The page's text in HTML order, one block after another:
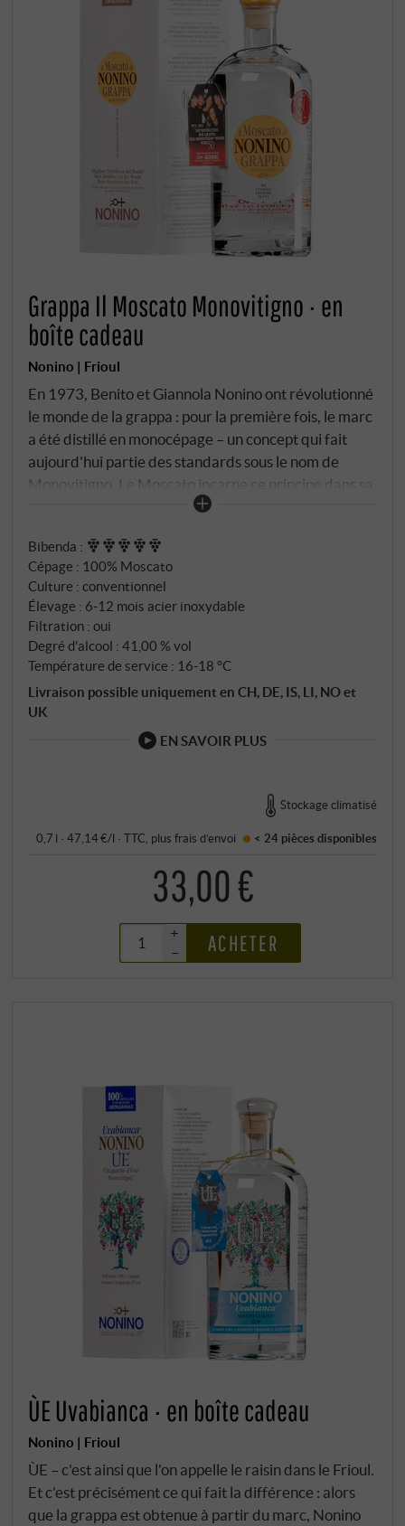
Grappa Il Moscato Monovitigno · en
boîte cadeau
Nonino | Frioul
En 1973, Benito et Giannola Nonino ont révolutionné
le monde de la grappa : pour la première fois, le marc
a été distillé en monocépage – un concept qui fait
aujourd'hui partie des standards sous le nom de
Monovitigno. Le Moscato incarne ce principe dans sa
forme la plus aromatique. Les vinacce frais et
de production sélectionnées fermentent à l'abri de
l'air dans des cuves en inox à température contrôlée.
La distillation discontinue dans des alambics à
vapeur en cuivre s'effectue en séparant l'amont de
l'aval – seul le cœur arrive dans la bouteille. La
maturation en acier inoxydable préserve la fraîcheur
et la clarté typiques du cépage.
Bibenda :
Cépage : 100% Moscato
Culture : conventionnel
Élevage : 6‑12 mois acier inoxydable
Filtration : oui
Degré d'alcool : 41,00 % vol
Température de service : 16‑18 °C
Livraison possible uniquement en CH, DE, IS, LI, NO et
UK
EN SAVOIR PLUS
Stockage climatisé
0,7 l · 47,14 €/l ·TTC , plusfrais d’envoi < 24 pièces disponibles
33,00 €
+
–
ACHETER
ÙE Uvabianca · en boîte cadeau
Nonino | Frioul
ÙE – c'est ainsi que l'on appelle le raisin dans le Frioul.
Et c'est précisément ce qui fait la différence : alors
que la grappa est obtenue à partir du marc, Nonino